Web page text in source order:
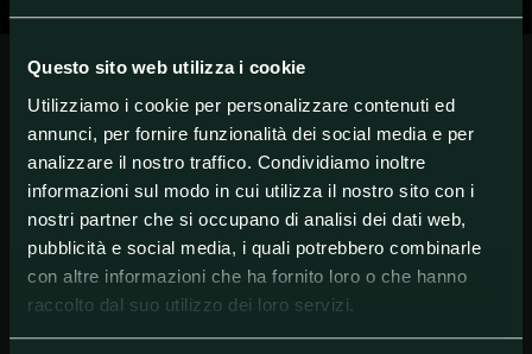
Questo sito web utilizza i cookie
Utilizziamo i cookie per personalizzare contenuti ed
annunci, per fornire funzionalità dei social media e per
analizzare il nostro traffico. Condividiamo inoltre
informazioni sul modo in cui utilizza il nostro sito con i
nostri partner che si occupano di analisi dei dati web,
pubblicità e social media, i quali potrebbero combinarle
con altre informazioni che ha fornito loro o che hanno
raccolto dal suo utilizzo dei loro servizi.
#MotoGP #ValentinoRossi #World